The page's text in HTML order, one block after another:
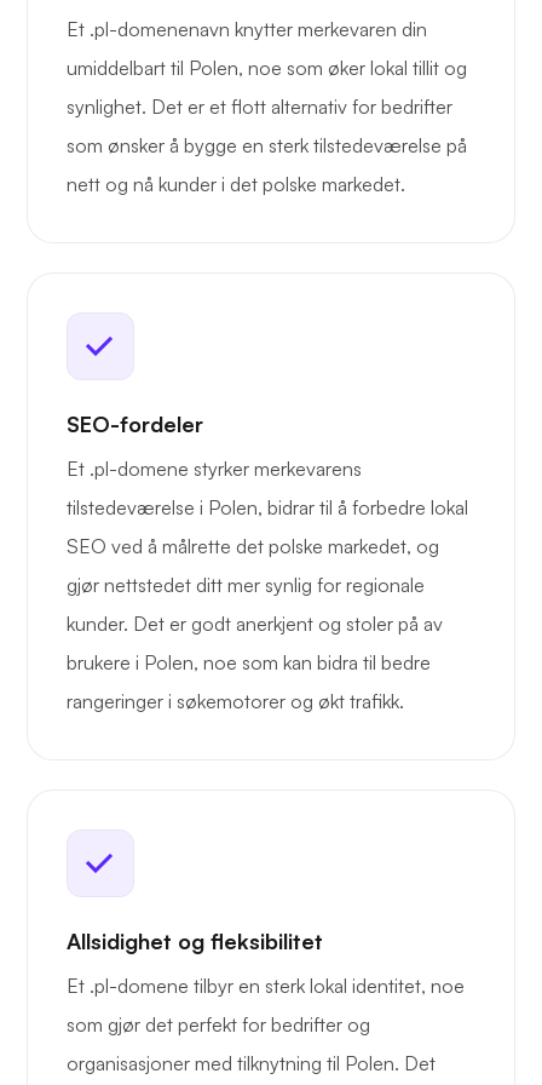
Et .pl-domenenavn knytter merkevaren din
umiddelbart til Polen, noe som øker lokal tillit og
synlighet. Det er et flott alternativ for bedrifter
som ønsker å bygge en sterk tilstedeværelse på
nett og nå kunder i det polske markedet.
SEO-fordeler
Et .pl-domene styrker merkevarens
tilstedeværelse i Polen, bidrar til å forbedre lokal
SEO ved å målrette det polske markedet, og
gjør nettstedet ditt mer synlig for regionale
kunder. Det er godt anerkjent og stoler på av
brukere i Polen, noe som kan bidra til bedre
rangeringer i søkemotorer og økt trafikk.
Allsidighet og fleksibilitet
Et .pl-domene tilbyr en sterk lokal identitet, noe
som gjør det perfekt for bedrifter og
organisasjoner med tilknytning til Polen. Det